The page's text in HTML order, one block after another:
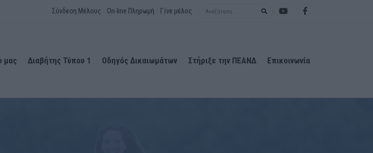
Σύνδεση Μέλους On-line Πληρωμή Γίνε μέλος Search term
μας Διαβήτης Τύπου 1 Οδηγός Δικαιωμάτων Στήριξε την ΠΕΑΝΔ Επικοινωνία